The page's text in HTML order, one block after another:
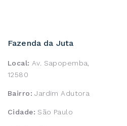
Fazenda da Juta
Local: Av. Sapopemba,
12580
Bairro: Jardim Adutora
Cidade: São Paulo